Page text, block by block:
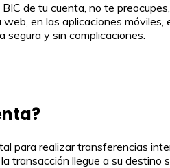
de tu cuenta, no te
en las aplicaciones
segura y sin complicaciones.
para realizar transferencias
transacción llegue a su